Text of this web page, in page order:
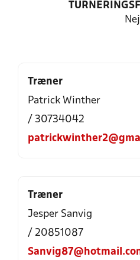
Nej
Træner
Patrick Winther
/ 30734042
Træner
Jesper Sanvig
/ 20851087